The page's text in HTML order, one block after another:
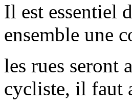
Il est essentiel
ensemble une
les rues seront
cycliste, il faut